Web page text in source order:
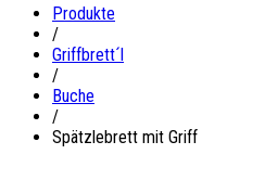
Produkte
/
Griffbrett´l
/
Buche
/
Spätzlebrett mit Griff